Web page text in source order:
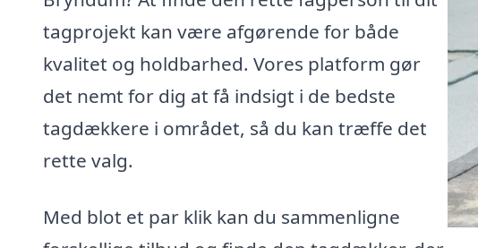
tagprojekt kan være afgørende for både
kvalitet og holdbarhed. Vores platform gør
det nemt for dig at få indsigt i de bedste
tagdækkere i området, så du kan træffe det
rette valg.
Med blot et par klik kan du sammenligne